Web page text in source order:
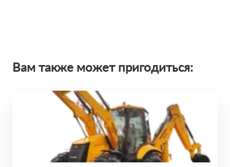
Вам также может пригодиться: